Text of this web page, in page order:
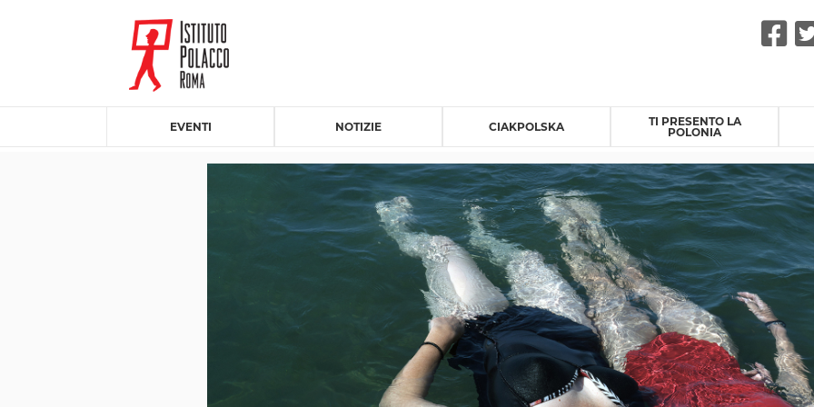
EVENTI NOTIZIE CIAKPOLSKA
TI PRESENTO LA
POLONIA